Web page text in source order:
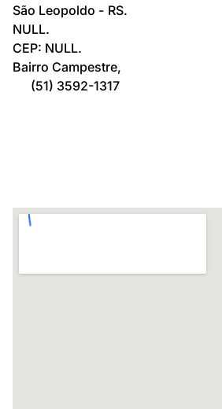
São Leopoldo - RS.
NULL.
CEP: NULL.
Bairro Campestre,
(51) 3592-1317